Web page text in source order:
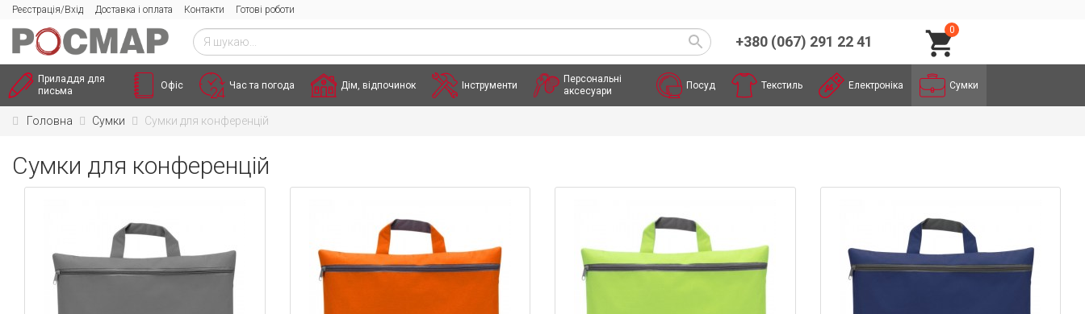
Реєстрація/Вхід Доставка і оплата Контакти Готові роботи
+380 (067) 291 22 41
0
Приладдя для
письма
Офіс Час та погода Дім, відпочинок Інструменти
Персональні
аксесуари
Посуд Текстиль Електроніка Сумки
Головна Сумки Сумки для конференцій
Сумки для конференцій